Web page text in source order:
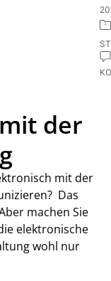
der
mit der
Das
machen Sie
elektronische
wohl nur